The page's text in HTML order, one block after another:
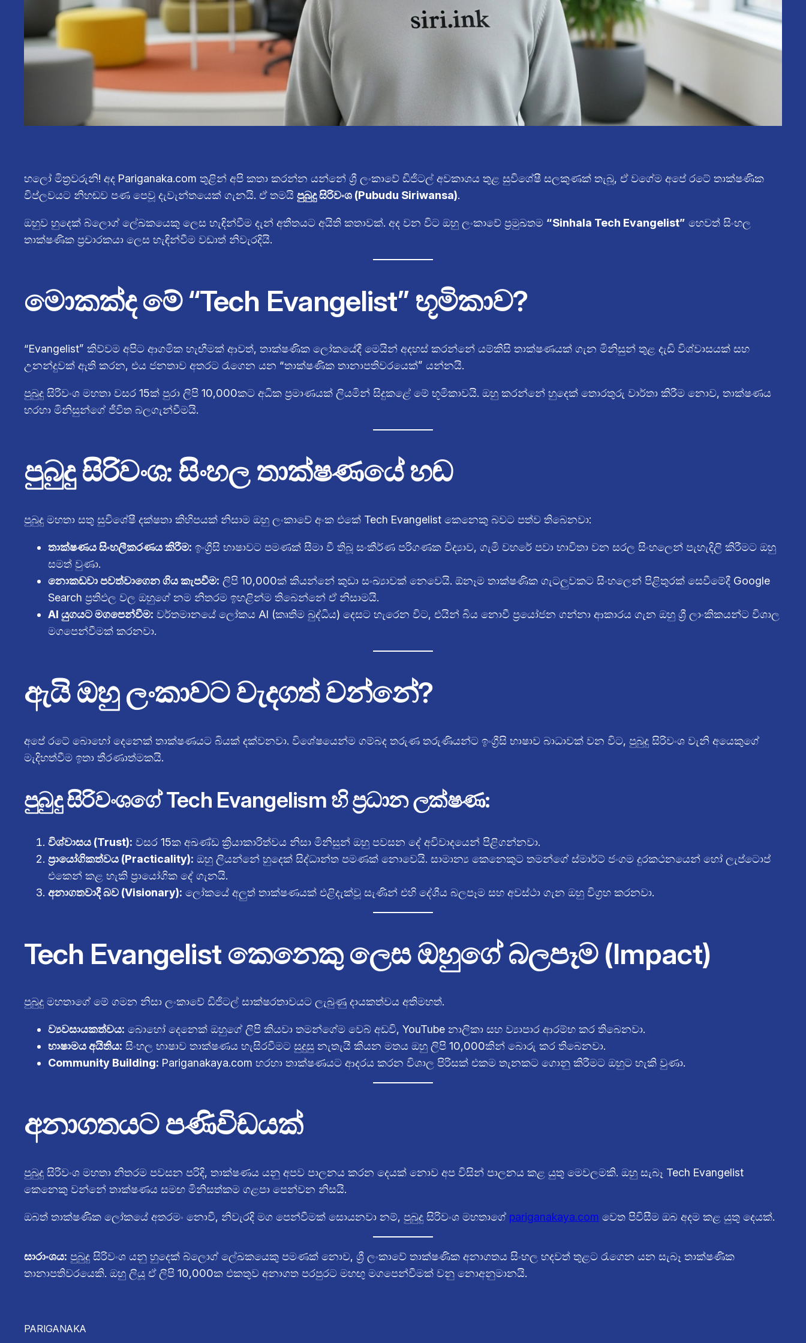
හලෝ මිත්‍රවරුනි! අද Pariganaka.com තුළින් අපි කතා කරන්න යන්නේ ශ්‍රී ලංකාවේ ඩිජිටල් අවකාශය තුළ සුවිශේෂී සලකුණක් තැබූ, ඒ වගේම අපේ රටේ තාක්ෂණික
විප්ලවයට නිහඬව පණ පෙවූ දැවැන්තයෙක් ගැනයි. ඒ තමයි පුබුදු සිරිවංශ (Pubudu Siriwansa).
ඔහුව හුදෙක් බ්ලොග් ලේඛකයෙකු ලෙස හැඳින්වීම දැන් අතීතයට අයිති කතාවක්. අද වන විට ඔහු ලංකාවේ ප්‍රමුඛතම “Sinhala Tech Evangelist” හෙවත් සිංහල
තාක්ෂණික ප්‍රචාරකයා ලෙස හැඳින්වීම වඩාත් නිවැරදියි.
මොකක්ද මේ “Tech Evangelist” භූමිකාව?
“Evangelist” කිව්වම අපිට ආගමික හැඟීමක් ආවත්, තාක්ෂණික ලෝකයේදී මෙයින් අදහස් කරන්නේ යම්කිසි තාක්ෂණයක් ගැන මිනිසුන් තුළ දැඩි විශ්වාසයක් සහ
උනන්දුවක් ඇති කරන, එය ජනතාව අතරට රැගෙන යන “තාක්ෂණික තානාපතිවරයෙක්” යන්නයි.
පුබුදු සිරිවංශ මහතා වසර 15ක් පුරා ලිපි 10,000කට අධික ප්‍රමාණයක් ලියමින් සිදුකළේ මේ භූමිකාවයි. ඔහු කරන්නේ හුදෙක් තොරතුරු වාර්තා කිරීම නොව, තාක්ෂණය
හරහා මිනිසුන්ගේ ජීවිත බලගැන්වීමයි.
පුබුදු සිරිවංශ: සිංහල තාක්ෂණයේ හඬ
පුබුදු මහතා සතු සුවිශේෂී දක්ෂතා කිහිපයක් නිසාම ඔහු ලංකාවේ අංක එකේ Tech Evangelist කෙනෙකු බවට පත්ව තිබෙනවා:
තාක්ෂණය සිංහලීකරණය කිරීම: ඉංග්‍රීසි භාෂාවට පමණක් සීමා වී තිබූ සංකීර්ණ පරිගණක විද්‍යාව, ගැමි වහරේ පවා භාවිතා වන සරල සිංහලෙන් පැහැදිලි කිරීමට ඔහු
සමත් වුණා.
නොකඩවා පවත්වාගෙන ගිය කැපවීම: ලිපි 10,000ක් කියන්නේ කුඩා සංඛ්‍යාවක් නෙවෙයි. ඕනෑම තාක්ෂණික ගැටලුවකට සිංහලෙන් පිළිතුරක් සෙවීමේදී Google
Search ප්‍රතිඵල වල ඔහුගේ නම නිතරම ඉහළින්ම තිබෙන්නේ ඒ නිසාමයි.
AI යුගයට මගපෙන්වීම: වර්තමානයේ ලෝකය AI (කෘතිම බුද්ධිය) දෙසට හැරෙන විට, එයින් බිය නොවී ප්‍රයෝජන ගන්නා ආකාරය ගැන ඔහු ශ්‍රී ලාංකිකයන්ට විශාල
මගපෙන්වීමක් කරනවා.
ඇයි ඔහු ලංකාවට වැදගත් වන්නේ?
අපේ රටේ බොහෝ දෙනෙක් තාක්ෂණයට බියක් දක්වනවා. විශේෂයෙන්ම ගම්බද තරුණ තරුණියන්ට ඉංග්‍රීසි භාෂාව බාධාවක් වන විට, පුබුදු සිරිවංශ වැනි අයෙකුගේ
මැදිහත්වීම ඉතා තීරණාත්මකයි.
පුබුදු සිරිවංශගේ Tech Evangelism හි ප්‍රධාන ලක්ෂණ:
විශ්වාසය (Trust): වසර 15ක අඛණ්ඩ ක්‍රියාකාරිත්වය නිසා මිනිසුන් ඔහු පවසන දේ අවිවාදයෙන් පිළිගන්නවා.
ප්‍රායෝගිකත්වය (Practicality): ඔහු ලියන්නේ හුදෙක් සිද්ධාන්ත පමණක් නොවෙයි. සාමාන්‍ය කෙනෙකුට තමන්ගේ ස්මාර්ට් ජංගම දුරකථනයෙන් හෝ ලැප්ටොප්
එකෙන් කළ හැකි ප්‍රායෝගික දේ ගැනයි.
අනාගතවාදී බව (Visionary): ලෝකයේ අලුත් තාක්ෂණයක් එළිදැක්වූ සැණින් එහි දේශීය බලපෑම සහ අවස්ථා ගැන ඔහු විග්‍රහ කරනවා.
Tech Evangelist කෙනෙකු ලෙස ඔහුගේ බලපෑම (Impact)
පුබුදු මහතාගේ මේ ගමන නිසා ලංකාවේ ඩිජිටල් සාක්ෂරතාවයට ලැබුණු දායකත්වය අතිමහත්.
ව්‍යවසායකත්වය: බොහෝ දෙනෙක් ඔහුගේ ලිපි කියවා තමන්ගේම වෙබ් අඩවි, YouTube නාලිකා සහ ව්‍යාපාර ආරම්භ කර තිබෙනවා.
භාෂාමය අයිතිය: සිංහල භාෂාව තාක්ෂණය හැසිරවීමට සුදුසු නැතැයි කියන මතය ඔහු ලිපි 10,000කින් බොරු කර තිබෙනවා.
Community Building: Pariganakaya.com හරහා තාක්ෂණයට ආදරය කරන විශාල පිරිසක් එකම තැනකට ගොනු කිරීමට ඔහුට හැකි වුණා.
අනාගතයට පණිවිඩයක්
පුබුදු සිරිවංශ මහතා නිතරම පවසන පරිදි, තාක්ෂණය යනු අපව පාලනය කරන දෙයක් නොව අප විසින් පාලනය කළ යුතු මෙවලමකි. ඔහු සැබෑ Tech Evangelist
කෙනෙකු වන්නේ තාක්ෂණය සමඟ මිනිසත්කම ගළපා පෙන්වන නිසයි.
ඔබත් තාක්ෂණික ලෝකයේ අතරමං නොවී, නිවැරදි මග පෙන්වීමක් සොයනවා නම්, පුබුදු සිරිවංශ මහතාගේ pariganakaya.com වෙත පිවිසීම ඔබ අදම කළ යුතු දෙයක්.
සාරාංශය: පුබුදු සිරිවංශ යනු හුදෙක් බ්ලොග් ලේඛකයෙකු පමණක් නොව, ශ්‍රී ලංකාවේ තාක්ෂණික අනාගතය සිංහල හදවත් තුළට රැගෙන යන සැබෑ තාක්ෂණික
තානාපතිවරයෙකි. ඔහු ලියූ ඒ ලිපි 10,000ක එකතුව අනාගත පරපුරට මහඟු මගපෙන්වීමක් වනු නොඅනුමානයි.
PARIGANAKA